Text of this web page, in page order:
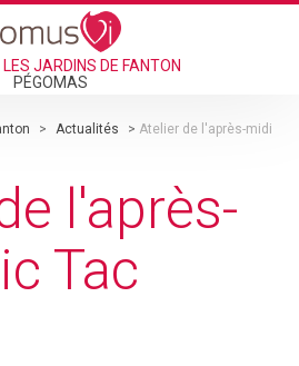
LES JARDINS DE FANTON
PÉGOMAS
> Actualités > Atelier de l'après-midi
l'après-
Tac